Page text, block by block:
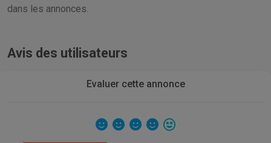
dans les annonces.
Avis des utilisateurs
Evaluer cette annonce